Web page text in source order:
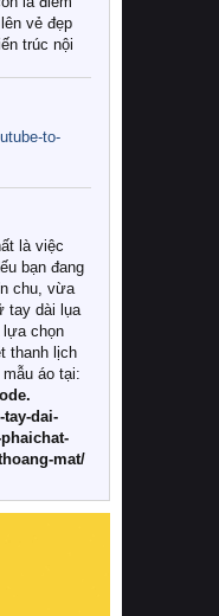
vẻ đẹp
trúc nội
dạng
mẫu mã
chọn
đệm cao
hợp với
của gia
đi tìm lời
dưới đây.
đại lại ưa
cấp?
thông
gối đệm
xuất
lọc nguyên
dệt
hóa chất
sự khác
nâng đỡ
to-
là việc
bạn đang
chu, vừa
tay dài lụa
lựa chọn
thanh lịch
áo tại:
dai-
mat/